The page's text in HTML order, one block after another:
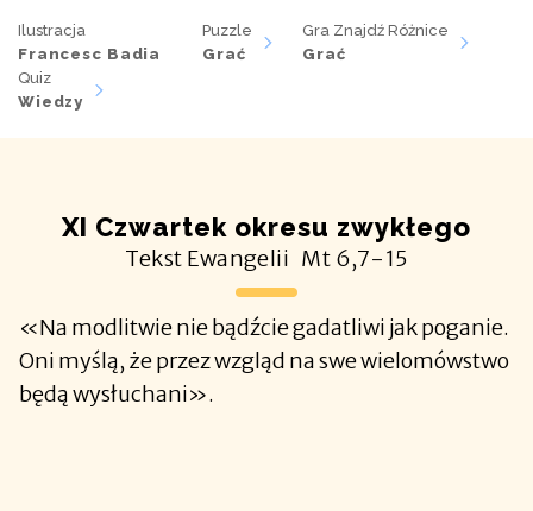
Ilustracja
Francesc Badia
Puzzle
Grać
Gra Znajdź Różnice
Grać
Quiz
Wiedzy
XI Czwartek okresu zwykłego
Tekst Ewangelii Mt 6,7-15
«Na modlitwie nie bądźcie gadatliwi jak poganie.
Oni myślą, że przez wzgląd na swe wielomówstwo
będą wysłuchani».